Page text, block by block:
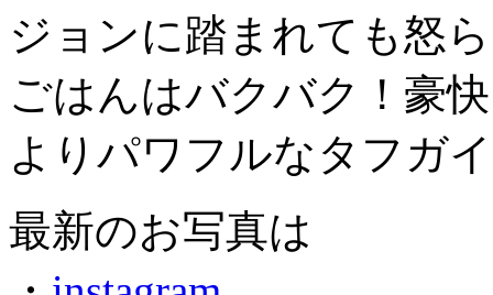
ジョンに踏まれても怒
ごはんはバクバク！豪
よりパワフルなタフガ
最新のお写真は